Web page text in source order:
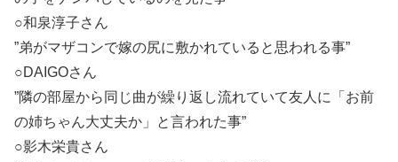
○和泉淳子さん
”弟がマザコンで嫁の尻に敷かれていると思われる事”
○DAIGOさん
”隣の部屋から同じ曲が繰り返し流れていて友人に「お前
の姉ちゃん大丈夫か」と言われた事”
○影木栄貴さん